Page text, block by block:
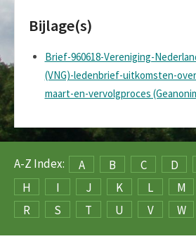
Bijlage(s)
Brief-960618-Vereniging-
(VNG)-ledenbrief-uitkomsten-
maart-en-vervolgproces
A-Z Index: A B C D
H
I J K L M
R
S T U V W